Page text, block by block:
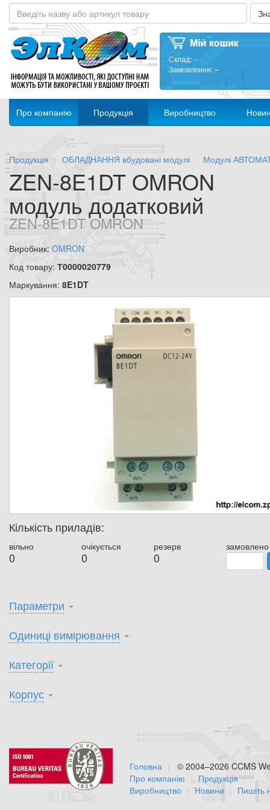
Склад:–
Замовлення:–
Про компанію Продукція Виробництво
Продукція ОБЛАДНАННЯ вбудовані модулі Модулі
ZEN-8E1DT OMRON
модуль додатковий
ZEN-8E1DT OMRON
Виробник: OMRON
Код товару:Т0000020779
Маркування: 8E1DT
Кількість приладів:
вільно
0
очікується
0
резерв
0
замовлено
Параметри
Одиниці вимірювання
Категорії
Корпус
© 2004–2026 CCMS
Головна
Про компанію
Продукція
Виробництво
Новини Пишіть